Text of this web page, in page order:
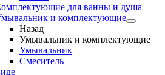
для ванны и душа
и комплектующие
Назад
Умывальник и комплектующие
Умывальник
Смеситель